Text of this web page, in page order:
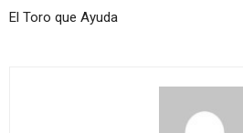
El Toro que Ayuda